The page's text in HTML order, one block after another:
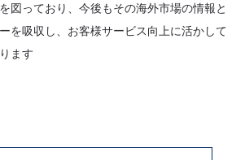
図っており、今後もその海外市場の情報と
を吸収し、お客様サービス向上に活かして
ます